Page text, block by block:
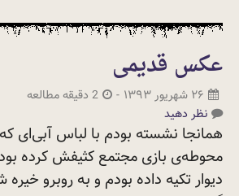
عکس قدیمی
۲۶ شهریور ۱۳۹۳ -
2 دقیقه مطالعه
نظر دهید
همانجا نشسته بودم با لباس آبی‌ای
محوطه‌ی بازی مجتمع کثیفش کرده
دیوار تکیه داده بودم و به روبرو